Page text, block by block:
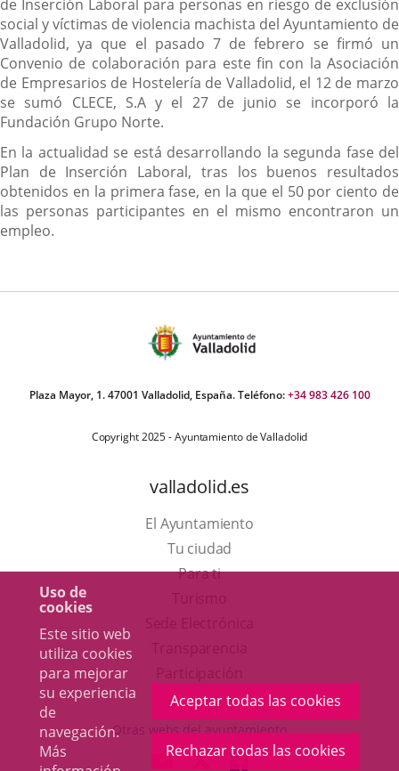
Uso de
cookies
Este sitio web
utiliza cookies
para mejorar
su experiencia
de
navegación.
Más
Aceptar todas las cookies
Rechazar todas las cookies
de Inserción Laboral para personas en riesgo de exclusión
social y víctimas de violencia machista del Ayuntamiento de
Valladolid, ya que el pasado 7 de febrero se firmó un
Convenio de colaboración para este fin con la Asociación
de Empresarios de Hostelería de Valladolid, el 12 de marzo
se sumó CLECE, S.A y el 27 de junio se incorporó la
Fundación Grupo Norte.
En la actualidad se está desarrollando la segunda fase del
Plan de Inserción Laboral, tras los buenos resultados
obtenidos en la primera fase, en la que el 50 por ciento de
las personas participantes en el mismo encontraron un
empleo.
Plaza Mayor, 1. 47001 Valladolid, España. Teléfono:+34 983 426 100
Copyright 2025 - Ayuntamiento de Valladolid
valladolid.es
El Ayuntamiento
Tu ciudad
Para ti
en
una
ventana
aplicación
externa.
Otras webs del ayuntamiento
ENLACEENLACEENLACE